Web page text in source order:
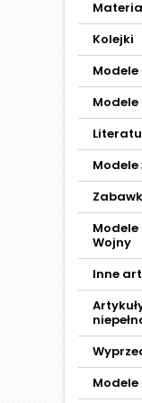
Kolejki
Modele
Wojny
Inne